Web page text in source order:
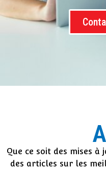
Que ce soit des mises
des articles sur les